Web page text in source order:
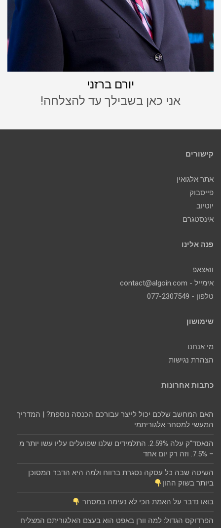
יורם ברזני
אני כאן בשבילך עד להצלחה!
קישורים
אתר אלגואין
פייסבוק
יוטיוב
אינסטגרם
פנה אלינו
וואצאפ
אימייל - contact@algoin.com
טלפון - 077-2307549
שימושון
מי אנחנו
הצהרת נגישות
כתבות אחרונות
האם המחשב שלכם יכול לייצר עבורכם הכנסה נוספת? | המדריך
המעשי למסחר אלגוריתמי
הנאסד"ק עלה 2.59%. התלמידים שלנו שפועלים עליו עשו יותר מ
– 7.5%. וזה רק יום אחד
השיטה שבה כל עסקה נסגרת ברווח ולמה היא הדבר המסוכן
ביותר בשוק ההון
בואו נדבר על האמת הכי לא נעימה במסחר
הפרדוקס הגדול: למה וורן באפט הוא בעצם האלגוריתם המצליח